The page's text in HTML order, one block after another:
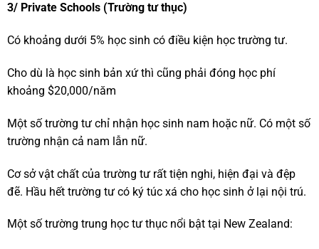
3/ Private Schools (Trường tư thục)
Có khoảng dưới 5% học sinh có điều kiện học trường tư.
Cho dù là học sinh bản xứ thì cũng phải đóng học phí
khoảng $20,000/năm
Một số trường tư chỉ nhận học sinh nam hoặc nữ. Có một số
trường nhận cả nam lẫn nữ.
Cơ sở vật chất của trường tư rất tiện nghi, hiện đại và đệp
đẽ. Hầu hết trường tư có ký túc xá cho học sinh ở lại nội trú.
Một số trường trung học tư thục nổi bật tại New Zealand: